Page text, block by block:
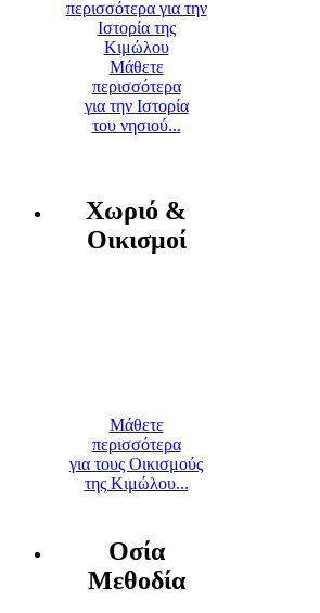
Μάθετε
περισσότερα
για την Ιστορία
του νησιού...
Χωριό &
Οικισμοί
Μάθετε
περισσότερα
για τους Οικισμούς
της Κιμώλου...
Οσία
Μεθοδία